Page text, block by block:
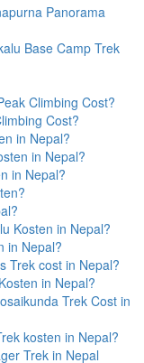
Panorama
Base Camp Trek
Climbing Cost?
Cost?
in Nepal?
in Nepal?
in Nepal?
Kosten in Nepal?
in Nepal?
Trek cost in Nepal?
in Nepal?
Trek Cost in
kosten in Nepal?
Trek in Nepal